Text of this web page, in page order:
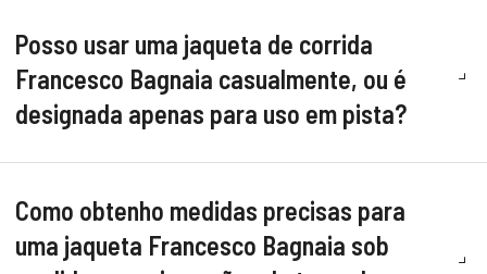
Posso usar uma jaqueta de corrida
Francesco Bagnaia casualmente, ou é
designada apenas para uso em pista?
Como obtenho medidas precisas para
uma jaqueta Francesco Bagnaia sob